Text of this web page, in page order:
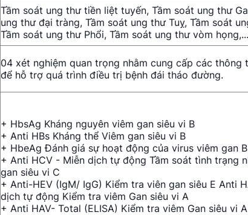
Tầm soát ung thư tiền liệt tuyến, Tầm soát ung thư
ung thư đại tràng, Tầm soát ung thư Tuỵ, Tầm soát
Tầm soát ung thư Phổi, Tầm soát ung thư vòm họng,...
04 xét nghiệm quan trọng nhằm cung cấp các thông
để hỗ trợ quá trình điều trị bệnh đái tháo đường.
+ HbsAg Kháng nguyên viêm gan siêu vi B
+ Anti HBs Kháng thể Viêm gan siêu vi B
+ HbeAg Đánh giá sự hoạt động của virus viêm gan B
+ Anti HCV - Miễn dịch tự động Tầm soát tình trạng
gan siêu vi C
+ Anti-HEV (IgM/ IgG) Kiểm tra viên gan siêu E Anti
dịch tự động Kiểm tra viêm Gan siêu vi A
+ Anti HAV- Total (ELISA) Kiểm tra viêm Gan siêu vi A